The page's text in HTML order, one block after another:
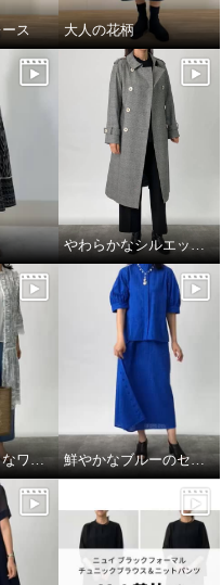
ス 大人の花柄
やわらかなシルエットの上質トレンチコート
ロマンティックなワンピースを羽織って 鮮やかなブルーのセットアップコーデ。